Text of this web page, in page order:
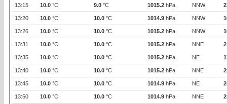
13:15 10.0 °C 9.0 °C 1015.2 hPa NNW
13:20 10.0 °C 10.0 °C 1014.9 hPa NNW
13:26 10.0 °C 10.0 °C 1015.2 hPa NNW
13:31 10.0 °C 10.0 °C 1015.2 hPa NNE
13:35 10.0 °C 10.0 °C 1015.2 hPa NE
13:40 10.0 °C 10.0 °C 1015.2 hPa NNE
13:45 10.0 °C 10.0 °C 1014.9 hPa NE
13:50 10.0 °C 10.0 °C 1014.9 hPa NNE